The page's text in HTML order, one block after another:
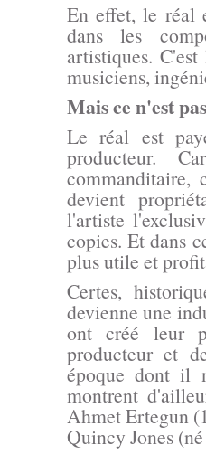
En effet, le réal
dans les
artistiques.
musiciens,
Mais ce n'est
Le réal est
producteur.
devient
l'artiste
copies. Et dans
plus utile et
Certes,
devienne une
ont créé leur
producteur et
époque dont il
montrent
Ahmet Ertegun
Quincy Jones